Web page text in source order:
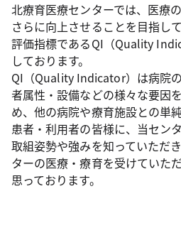
北療育医療センターでは、医療
さらに向上させることを目指し
評価指標であるQI（Quality
しております。
QI（Quality Indicator）は病院
者属性・設備などの様々な要因
め、他の病院や療育施設との単
患者・利用者の皆様に、当セン
取組姿勢や強みを知っていただ
ターの医療・療育を受けていた
思っております。